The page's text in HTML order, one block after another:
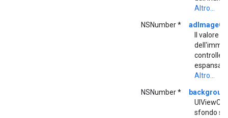
Altro...
NSNumber *
Il valore
controller
espansa
Altro...
NSNumber *
sfondo